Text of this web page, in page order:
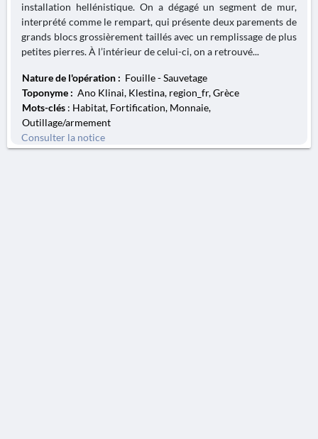
installation hellénistique. On a dégagé un segment de mur,
interprété comme le rempart, qui présente deux parements de
grands blocs grossièrement taillés avec un remplissage de plus
petites pierres. À l’intérieur de celui-ci, on a retrouvé...
Nature de l'opération : Fouille - Sauvetage
Toponyme : Ano Klinai, Klestina, region_fr, Grèce
Mots-clés : Habitat, Fortification, Monnaie,
Outillage/armement
Consulter la notice